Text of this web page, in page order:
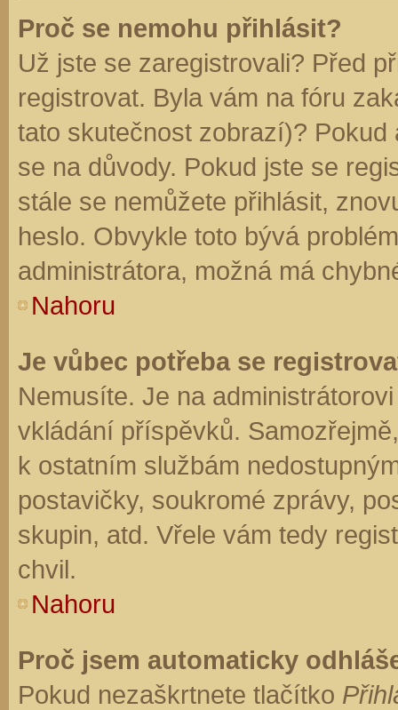
Proč se nemohu přihlásit?
Už jste se zaregistrovali? Před
registrovat. Byla vám na fóru
tato skutečnost zobrazí)?
se na důvody. Pokud jste se
stále se nemůžete přihlásit,
heslo. Obvykle toto bývá
administrátora, možná má
Nahoru
Je vůbec potřeba se
Nemusíte. Je na
vkládání příspěvků.
k ostatním službám
postavičky, soukromé zprávy,
skupin, atd. Vřele vám tedy
chvil.
Nahoru
Proč jsem automaticky
Pokud nezaškrtnete tlačítko